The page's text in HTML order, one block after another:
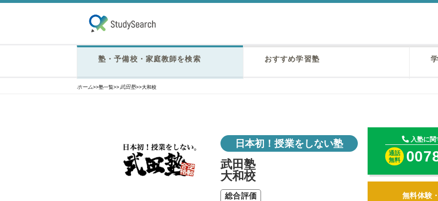
塾・予備校・家庭教師を検索 おすすめ学習塾
ホーム>>塾一覧>>武田塾>>大和校
日本初！授業をしない塾
武田塾
大和校
総合評価
入塾に
通話
無料
無料体験